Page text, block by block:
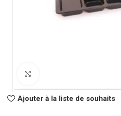
Ajouter à la liste de souhaits